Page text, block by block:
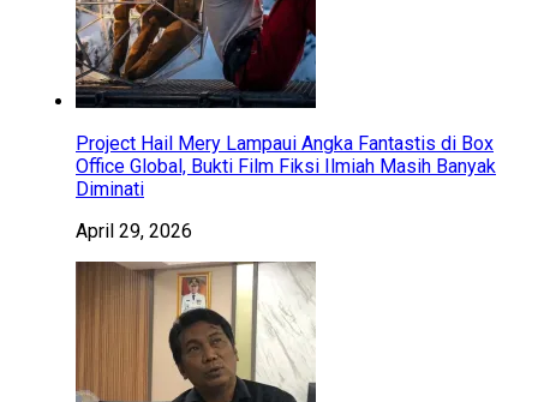
Project Hail Mery Lampaui Angka Fantastis di Box
Office Global, Bukti Film Fiksi Ilmiah Masih Banyak
Diminati
April 29, 2026